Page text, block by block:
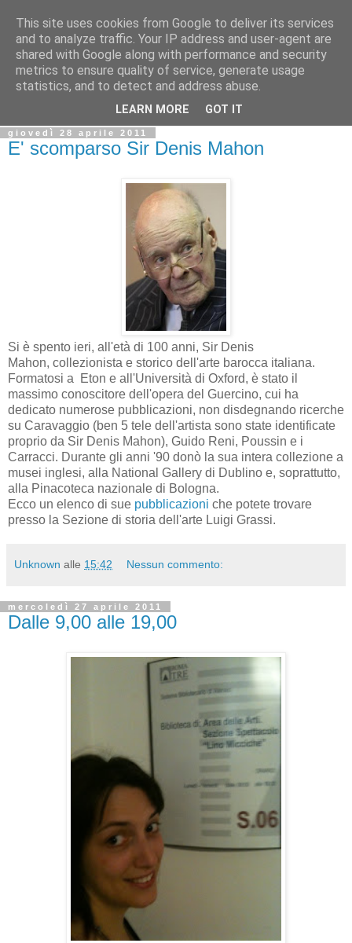
Biblio@rti in
Il Blog della Biblioteca di Area delle arti per condividere
informazioni iniziative incontri
giovedì 28 aprile 2011
E' scomparso Sir Denis Mahon
Si è spento ieri, all'età di 100 anni, Sir Denis
Mahon, collezionista e storico dell'arte barocca italiana.
Formatosi a Eton e all'Università di Oxford, è stato il
massimo conoscitore dell'opera del Guercino, cui ha
dedicato numerose pubblicazioni, non disdegnando ricerche
su Caravaggio (ben 5 tele dell'artista sono state identificate
proprio da Sir Denis Mahon), Guido Reni, Poussin e i
Carracci. Durante gli anni '90 donò la sua intera collezione a
musei inglesi, alla National Gallery di Dublino e, soprattutto,
alla Pinacoteca nazionale di Bologna.
Ecco un elenco di sue pubblicazioni che potete trovare
presso la Sezione di storia dell'arte Luigi Grassi.
Unknown alle 15:42 Nessun commento:
mercoledì 27 aprile 2011
Dalle 9,00 alle 19,00
This site uses cookies from Google to deliver its services
and to analyze traffic. Your IP address and user-agent are
shared with Google along with performance and security
metrics to ensure quality of service, generate usage
statistics, and to detect and address abuse.
LEARN MORE GOT IT